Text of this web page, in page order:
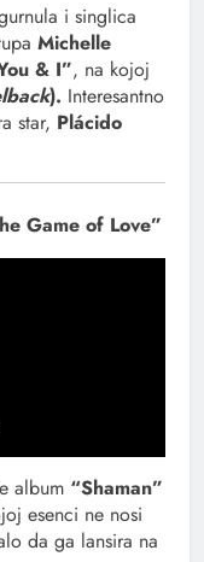
i singlica
Michelle
& I”, na kojoj
). Interesantno
star, Plácido
Game of Love”
album “Shaman”
esenci ne nosi
da ga lansira na